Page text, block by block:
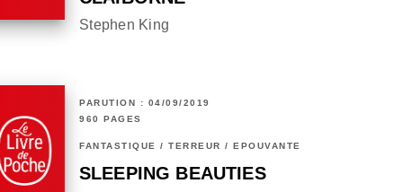
Stephen King
PARUTION : 04/09/2019
960 PAGES
FANTASTIQUE / TERREUR / EPOUVANTE
SLEEPING BEAUTIES